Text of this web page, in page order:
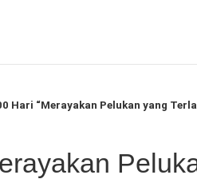
Hari “Merayakan Pelukan yang